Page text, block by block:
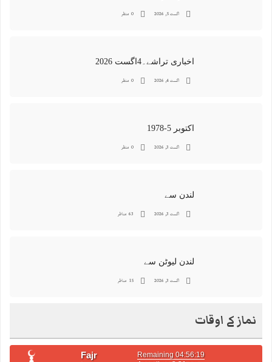
اگست 5, 2026 0 منظر
اخباری تراشے۔4اگست 2026
اگست 4, 2026 0 منظر
اکتوبر 5-1978
اگست 3, 2026 0 منظر
لندن سے
اگست 3, 2026 63 مناظر
لندن لیوٹن سے
اگست 3, 2026 15 مناظر
نماز کے اوقات